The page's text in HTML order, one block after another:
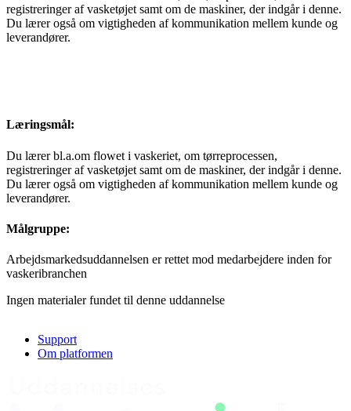
registreringer af vasketøjet samt om de maskiner, der indgår i denne.
Du lærer også om vigtigheden af kommunikation mellem kunde og
leverandører.
Læringsmål:
Du lærer bl.a.om flowet i vaskeriet, om tørreprocessen,
registreringer af vasketøjet samt om de maskiner, der indgår i denne.
Du lærer også om vigtigheden af kommunikation mellem kunde og
leverandører.
Målgruppe:
Arbejdsmarkedsuddannelsen er rettet mod medarbejdere inden for
vaskeribranchen
Ingen materialer fundet til denne uddannelse
Support
Om platformen